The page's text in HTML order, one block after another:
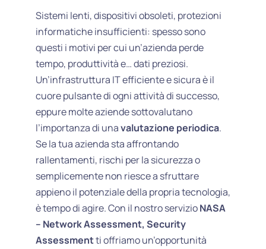
Sistemi lenti, dispositivi obsoleti, protezioni
informatiche insufficienti: spesso sono
questi i motivi per cui un’azienda perde
tempo, produttività e… dati preziosi.
Un’infrastruttura IT efficiente e sicura è il
cuore pulsante di ogni attività di successo,
eppure molte aziende sottovalutano
l’importanza di unavalutazione periodica.
Se la tua azienda sta affrontando
rallentamenti, rischi per la sicurezza o
semplicemente non riesce a sfruttare
appieno il potenziale della propria tecnologia,
è tempo di agire. Con il nostro servizioNASA
– Network Assessment, Security
Assessmentti offriamo un’opportunità